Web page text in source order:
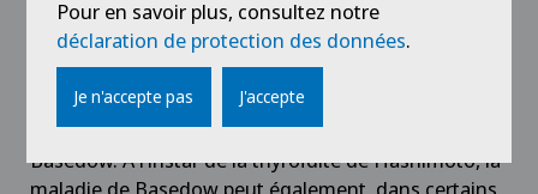
Il est impossible de prédire la survenue d’une
maladie de Basedow. Il arrive que la maladie soit
due à une infection virale antérieure ou à un stress
psychologique grave. Dans d’autres cas, des patients
en parfaite santé développent une maladie de
Basedow. À l’instar de la thyroïdite de Hashimoto, la
maladie de Basedow peut également, dans certains
Pour en savoir plus, consultez notre
déclaration de protection des données.
Je n'accepte pas J'accepte